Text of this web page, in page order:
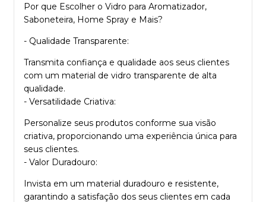
Por que Escolher o Vidro para Aromatizador,
Saboneteira, Home Spray e Mais?
- Qualidade Transparente:
Transmita confiança e qualidade aos seus clientes
com um material de vidro transparente de alta
qualidade.
- Versatilidade Criativa:
Personalize seus produtos conforme sua visão
criativa, proporcionando uma experiência única para
seus clientes.
- Valor Duradouro:
Invista em um material duradouro e resistente,
garantindo a satisfação dos seus clientes em cada